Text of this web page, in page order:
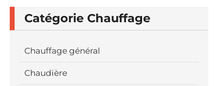
Catégorie Chauffage
Chauffage général
Chaudière